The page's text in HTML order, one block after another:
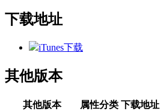
下载地址
iTunes下载
其他版本
其他版本 属性分类 下载地址